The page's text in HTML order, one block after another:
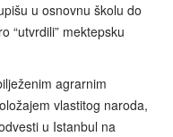
u osnovnu školu do
“utvrdili” mektepsku
agrarnim
vlastitog naroda,
u Istanbul na